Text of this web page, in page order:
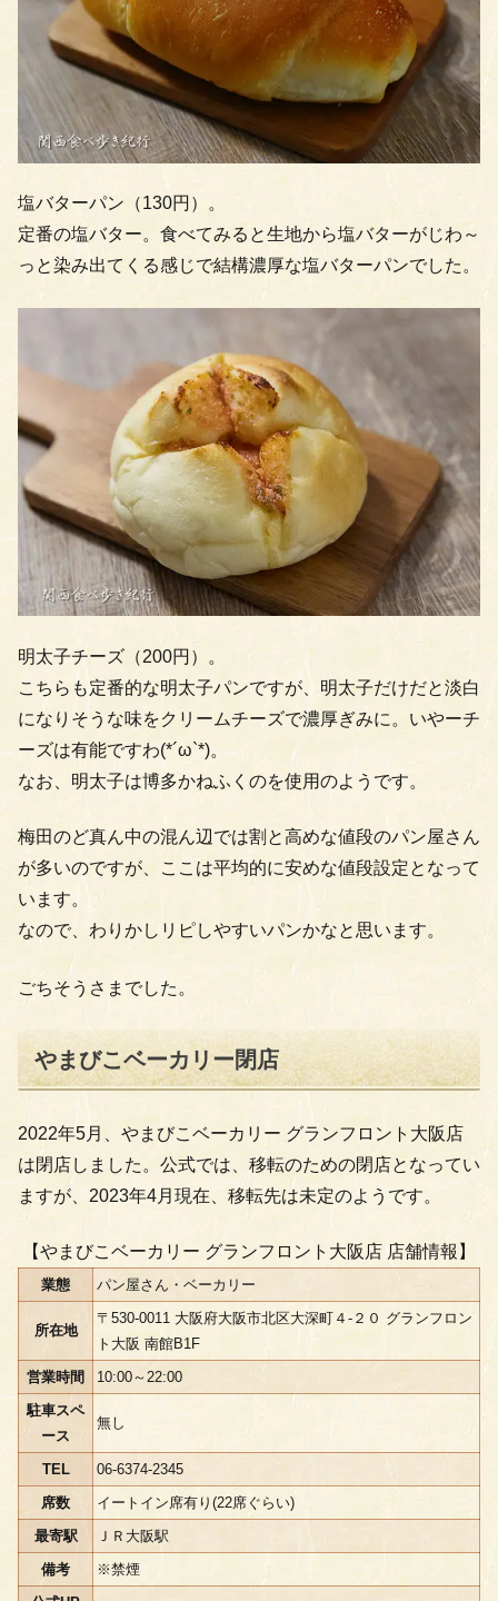
塩バターパン（130円）。
定番の塩バター。食べてみると生地から塩バターがじわ～
っと染み出てくる感じで結構濃厚な塩バターパンでした。
明太子チーズ（200円）。
こちらも定番的な明太子パンですが、明太子だけだと淡白
になりそうな味をクリームチーズで濃厚ぎみに。いやーチ
ーズは有能ですわ(*´ω`*)。
なお、明太子は博多かねふくのを使用のようです。
梅田のど真ん中の混ん辺では割と高めな値段のパン屋さん
が多いのですが、ここは平均的に安めな値段設定となって
います。
なので、わりかしリピしやすいパンかなと思います。
ごちそうさまでした。
やまびこベーカリー閉店
2022年5月、やまびこベーカリー グランフロント大阪店
は閉店しました。公式では、移転のための閉店となってい
ますが、2023年4月現在、移転先は未定のようです。
【やまびこベーカリー グランフロント大阪店 店舗情報】
業態 パン屋さん・ベーカリー
所在地
〒530-0011 大阪府大阪市北区大深町４-２０ グランフロン
ト大阪 南館B1F
営業時間
10:00～22:00
駐車スペ
ース
無し
TEL
06-6374-2345
席数
イートイン席有り(22席ぐらい)
最寄駅
ＪＲ大阪駅
備考
※禁煙